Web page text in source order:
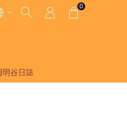
0
明谷日誌